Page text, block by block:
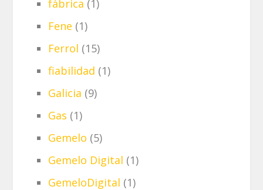
fábrica (1)
Fene (1)
Ferrol (15)
fiabilidad (1)
Galicia (9)
Gas (1)
Gemelo (5)
Gemelo Digital (1)
GemeloDigital (1)